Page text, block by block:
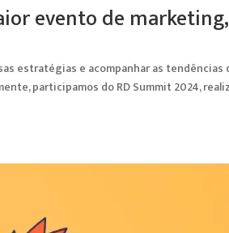
evento de marketing,
estratégias e acompanhar as tendências
participamos do RD Summit 2024,